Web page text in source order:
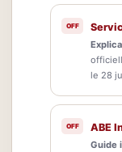
le 28
ABE
Guide